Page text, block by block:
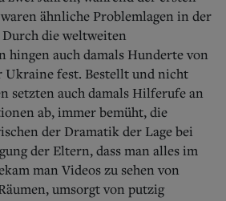
ähnliche Problemlagen in der
die weltweiten
hingen auch damals Hunderte von
Ukraine fest. Bestellt und nicht
setzten auch damals Hilferufe an
ab, immer bemüht, die
der Dramatik der Lage bei
der Eltern, dass man alles im
man Videos zu sehen von
umsorgt von putzig